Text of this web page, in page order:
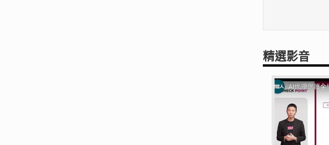
精選影音